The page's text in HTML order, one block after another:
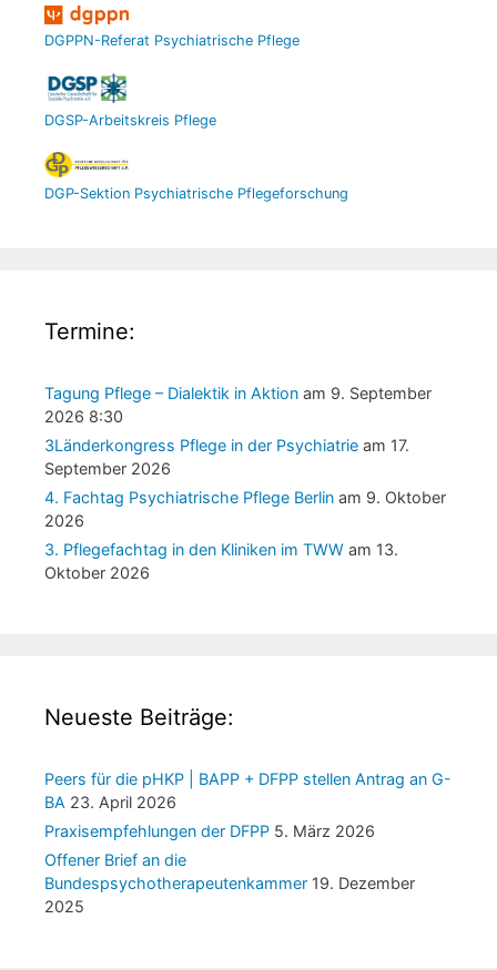
DGPPN-Referat Psychiatrische Pflege
DGSP-Arbeitskreis Pflege
DGP-Sektion Psychiatrische Pflegeforschung
Termine:
Tagung Pflege – Dialektik in Aktion am 9. September
2026 8:30
3Länderkongress Pflege in der Psychiatrie am 17.
September 2026
4. Fachtag Psychiatrische Pflege Berlin am 9. Oktober
2026
3. Pflegefachtag in den Kliniken im TWW am 13.
Oktober 2026
Neueste Beiträge:
Peers für die pHKP | BAPP + DFPP stellen Antrag an G-
BA 23. April 2026
Praxisempfehlungen der DFPP 5. März 2026
Offener Brief an die
Bundespsychotherapeutenkammer 19. Dezember
2025